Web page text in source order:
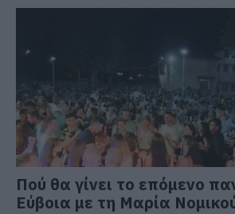
Πού θα γίνει το επόμενο
Εύβοια με τη Μαρία